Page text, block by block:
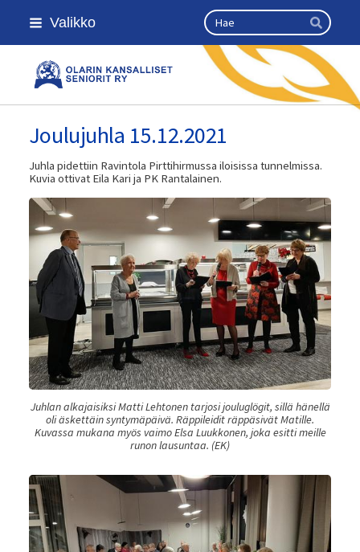
Siirry
sivun
Valikko Haku
Hae
Olarin kansalliset seniorit ry
Joulujuhla 15.12.2021
Juhla pidettiin Ravintola Pirttihirmussa iloisissa tunnelmissa.
Kuvia ottivat Eila Kari ja PK Rantalainen.
Juhlan alkajaisiksi Matti Lehtonen tarjosi jouluglögit, sillä hänellä
oli äskettäin syntymäpäivä. Räppileidit räppäsivät Matille.
Kuvassa mukana myös vaimo Elsa Luukkonen, joka esitti meille
runon lausuntaa. (EK)